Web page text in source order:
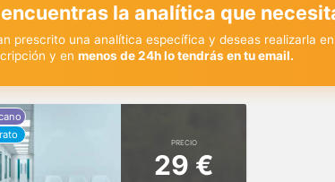
encuentras la analítica que
prescrito una analítica específica y deseas realizarla
y en menos de 24h lo tendrás en tu email.
PRECIO
29 €